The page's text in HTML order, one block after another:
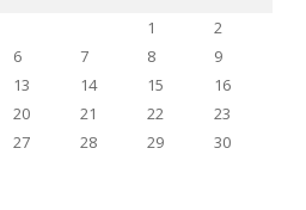
1
2
6 7 8
9
13 14 15
16
20 21 22
23
27 28 29
30